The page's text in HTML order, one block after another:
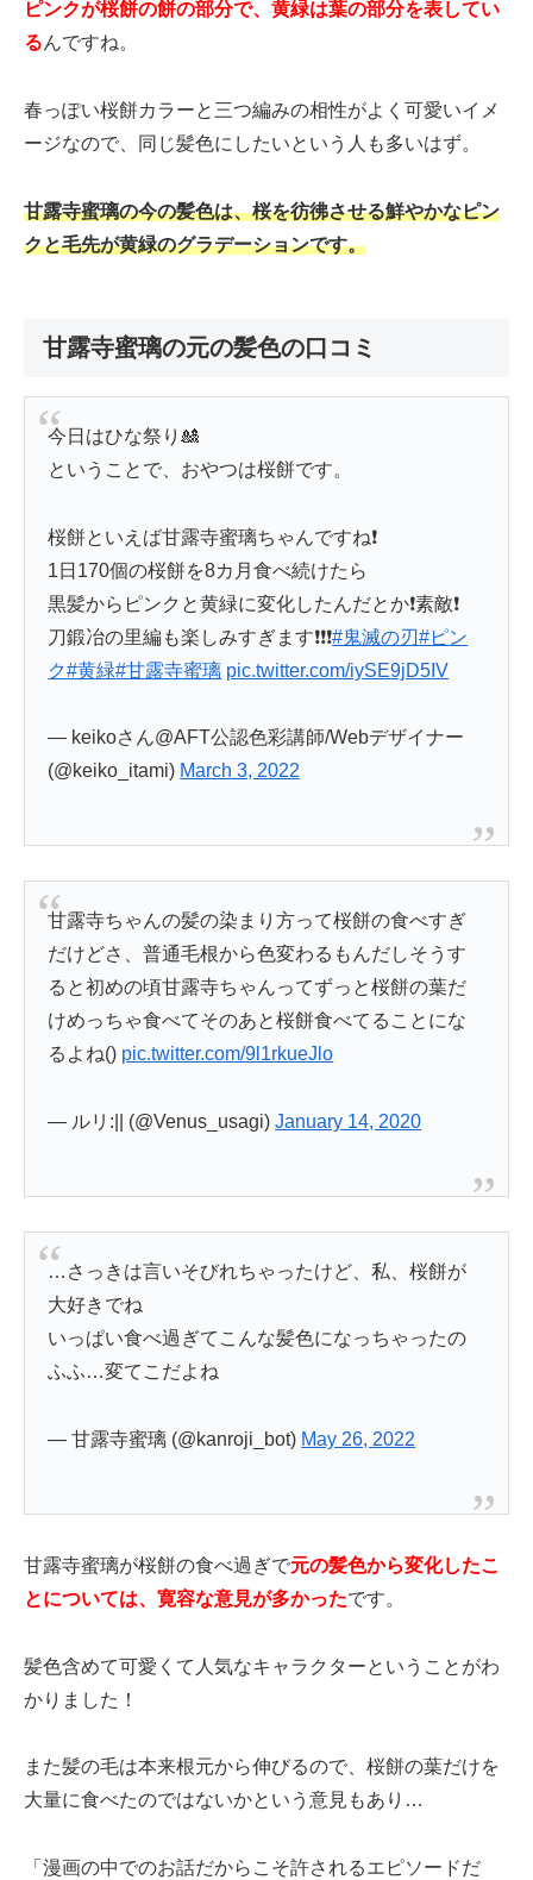
ピンクが桜餅の餅の部分で、黄緑は葉の部分を表してい
るんですね。
春っぽい桜餅カラーと三つ編みの相性がよく可愛いイメ
ージなので、同じ髪色にしたいという人も多いはず。
甘露寺蜜璃の今の髪色は、桜を彷彿させる鮮やかなピン
クと毛先が黄緑のグラデーションです。
甘露寺蜜璃の元の髪色の口コミ
今日はひな祭り🎎
ということで、おやつは桜餅です。
桜餅といえば甘露寺蜜璃ちゃんですね❗️
1日170個の桜餅を8カ月食べ続けたら
黒髪からピンクと黄緑に変化したんだとか❗️素敵❗️
刀鍛冶の里編も楽しみすぎます❗️❗️❗️#鬼滅の刃#ピン
ク#黄緑#甘露寺蜜璃 pic.twitter.com/iySE9jD5IV
— keikoさん@AFT公認色彩講師/Webデザイナー
(@keiko_itami) March 3, 2022
甘露寺ちゃんの髪の染まり方って桜餅の食べすぎ
だけどさ、普通毛根から色変わるもんだしそうす
ると初めの頃甘露寺ちゃんってずっと桜餅の葉だ
けめっちゃ食べてそのあと桜餅食べてることにな
るよね() pic.twitter.com/9l1rkueJlo
— ルリ:|| (@Venus_usagi)January 14, 2020
…さっきは言いそびれちゃったけど、私、桜餅が
大好きでね
いっぱい食べ過ぎてこんな髪色になっちゃったの
ふふ…変てこだよね
— 甘露寺蜜璃 (@kanroji_bot) May 26, 2022
甘露寺蜜璃が桜餅の食べ過ぎで元の髪色から変化したこ
とについては、寛容な意見が多かったです。
髪色含めて可愛くて人気なキャラクターということがわ
かりました！
また髪の毛は本来根元から伸びるので、桜餅の葉だけを
大量に食べたのではないかという意見もあり…
「漫画の中でのお話だからこそ許されるエピソードだ